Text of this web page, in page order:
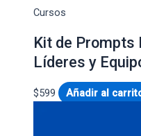
Cursos
Kit de Prompts
Líderes y
$599 Añadir al